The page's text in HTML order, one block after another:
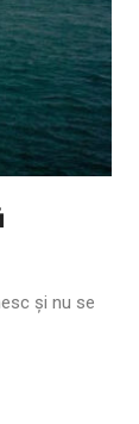
și nu se